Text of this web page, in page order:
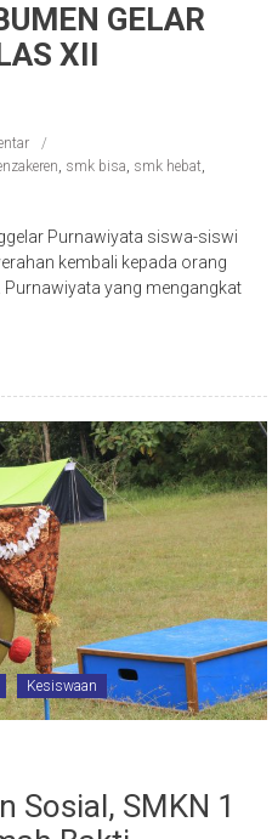
GELAR
XII
, smk bisa, smk hebat,
Purnawiyata siswa-siswi
kembali kepada orang
yang mengangkat
Kesiswaan
Sosial, SMKN 1